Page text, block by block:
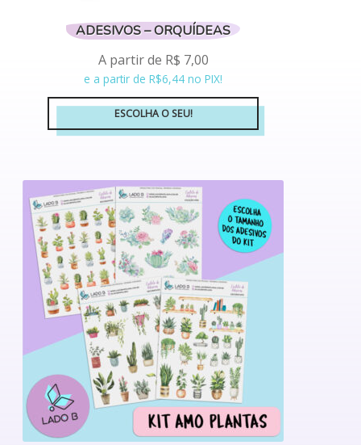
ADESIVOS – ORQUÍDEAS
A partir de R$ 7,00
e a partir de R$6,44 no PIX!
ESCOLHA O SEU!
Este
várias
variantes.
As
opções
podem
ser
escolhidas
na
página
do
produto